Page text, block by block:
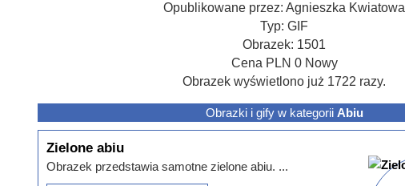
Opublikowane przez:Agnieszka Kwiatowa
Typ:GIF
Obrazek: 1501
Cena PLN 0Nowy
Obrazek wyświetlono już 1722 razy.
Obrazki i gify w kategorii Abiu
Zielone abiu
Obrazek przedstawia samotne zielone abiu. ...